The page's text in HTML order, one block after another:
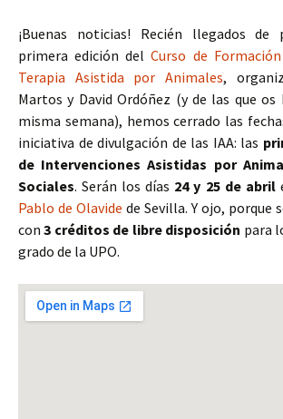
¡Buenas noticias! Recién llegados
primera edición delCurso de
Terapia Asistida por Animales,
Martos y David Ordóñez (y de las que
misma semana), hemos cerrado las
iniciativa de divulgación de las IAA: las
de Intervenciones Asistidas por
Sociales. Serán los días 24 y 25 de abril
Pablo de Olavide de Sevilla. Y ojo, porque
con3 créditos de libre disposición para
grado de la UPO.